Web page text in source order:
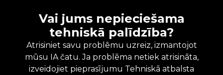
Vai jums nepieciešama
tehniskā palīdzība?
Atrisiniet savu problēmu uzreiz, izmantojot
mūsu IA čatu. Ja problēma netiek atrisināta,
izveidojiet pieprasījumu Tehniskā atbalsta